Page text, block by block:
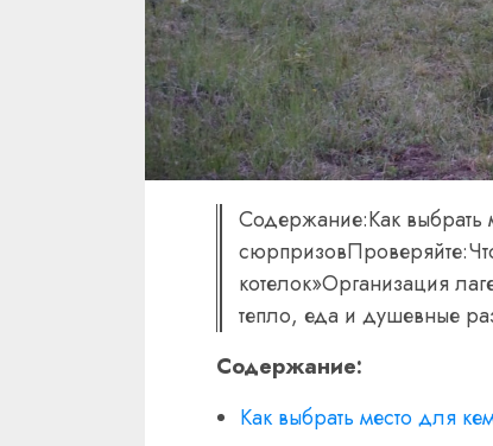
Содержание:Как выбрать
котелок»Организация
тепло, еда и душевные
Содержание:
Как выбрать место для